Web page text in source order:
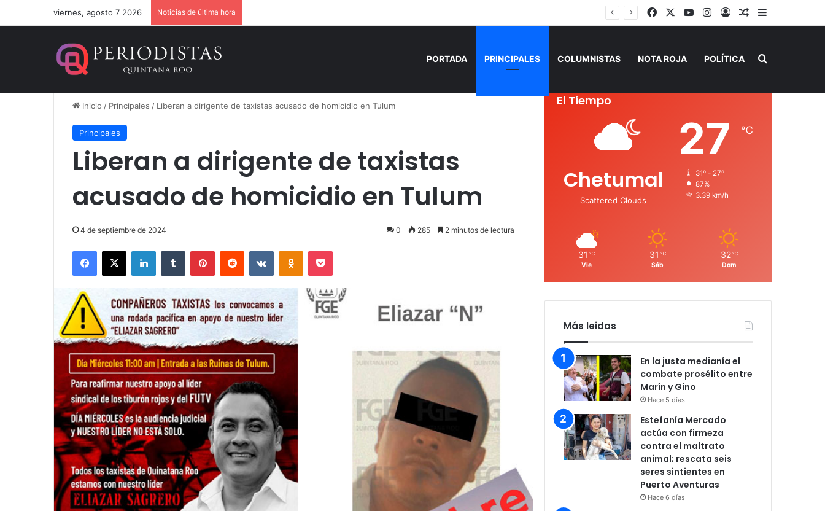
viernes, agosto 7 2026 Noticias de última hora FacebookYouTubeInstagram
AccesoPublicación al
Barra lateral
PORTADA PRINCIPALES COLUMNISTAS NOTA ROJA POLÍTICA Buscar por
Inicio / Principales / Liberan a dirigente de taxistas acusado de homicidio en Tulum
Principales
Liberan a dirigente de taxistas
acusado de homicidio en Tulum
4 de septiembre de 2024 0 285 2 minutos de lectura
Facebook
X LinkedInTumblr PinterestReddit VKontakteOdnoklassniki
Pocket
El Tiempo
Chetumal
Scattered Clouds
27 ℃
31º - 27º
87%
3.39 km/h
31 ℃
Vie
31 ℃
Sáb
32 ℃
Dom
Más leidas
En la justa medianía el
combate prosélito entre
Marín y Gino
Hace 5 días
Estefanía Mercado
actúa con firmeza
contra el maltrato
animal; rescata seis
seres sintientes en
Puerto Aventuras
Hace 6 días